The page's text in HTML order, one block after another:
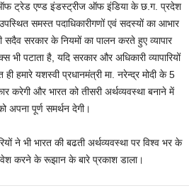
ट्रेड एण्ड इंडस्ट्रीज ऑफ इंडिया के छ.ग. प्रदेश
समस्त पदाधिकारीगणों एवं सदस्यों का आभार
सदैव सरकार के नियमों का पालन करते हुए व्यापार
पटाता है, यदि सरकार और अधिकारी व्यापारियों
ही हमारे यशस्वी प्रधानमंत्री मा. नरेन्द्र मोदी के 5
करेगी और भारत को तीसरी अर्थव्यवस्था बनाने में
अपना पूर्ण समर्थन देगी।
ने भी भारत की बढती अर्थव्यवस्था पर विश्व भर के
करने के रूझान के बारे प्रकाश डाला।